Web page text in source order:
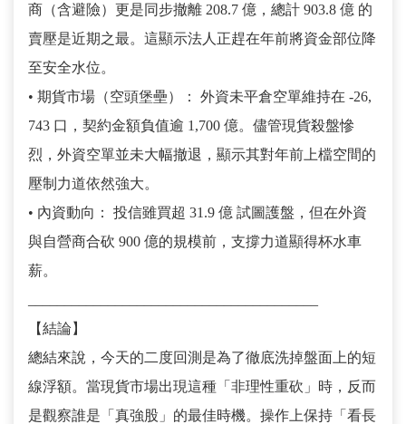
商（含避險）更是同步撤離 208.7 億，總計 903.8 億 的
賣壓是近期之最。這顯示法人正趕在年前將資金部位降
至安全水位。
• 期貨市場（空頭堡壘）： 外資未平倉空單維持在 -26,
743 口，契約金額負值逾 1,700 億。儘管現貨殺盤慘
烈，外資空單並未大幅撤退，顯示其對年前上檔空間的
壓制力道依然強大。
• 內資動向： 投信雖買超 31.9 億 試圖護盤，但在外資
與自營商合砍 900 億的規模前，支撐力道顯得杯水車
薪。
【結論】
總結來說，今天的二度回測是為了徹底洗掉盤面上的短
線浮額。當現貨市場出現這種「非理性重砍」時，反而
是觀察誰是「真強股」的最佳時機。操作上保持「看長